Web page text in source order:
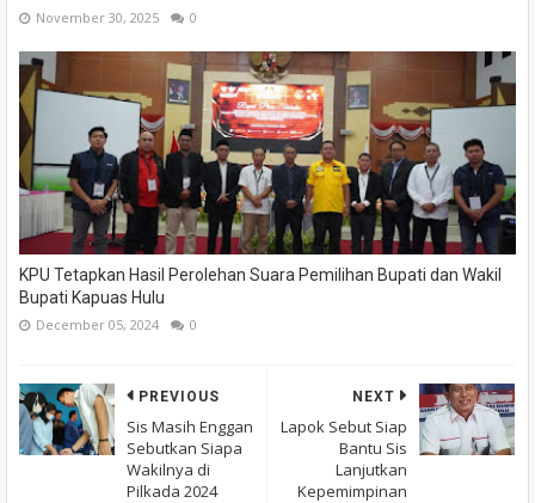
November 30, 2025 0
KPU Tetapkan Hasil Perolehan Suara Pemilihan Bupati dan Wakil
Bupati Kapuas Hulu
December 05, 2024 0
NEXT
Lapok Sebut Siap
Bantu Sis
Lanjutkan
Kepemimpinan
PREVIOUS
Sis Masih Enggan
Sebutkan Siapa
Wakilnya di
Pilkada 2024